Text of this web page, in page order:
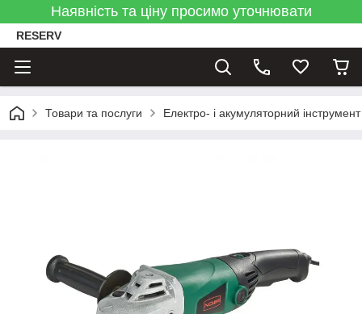
Наявність та ціну просимо уточнювати
RESERV
Товари та послуги Електро- і акумуляторний інструмент